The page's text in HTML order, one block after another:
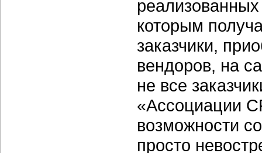
которым
заказчики,
вендоров, на
не все
«Ассоциации
возможности
просто